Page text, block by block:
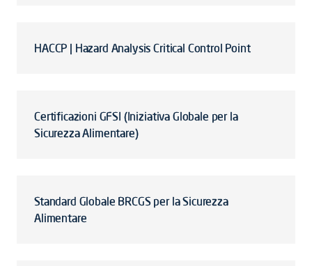
HACCP | Hazard Analysis Critical Control Point
Certificazioni GFSI (Iniziativa Globale per la
Sicurezza Alimentare)
Standard Globale BRCGS per la Sicurezza
Alimentare